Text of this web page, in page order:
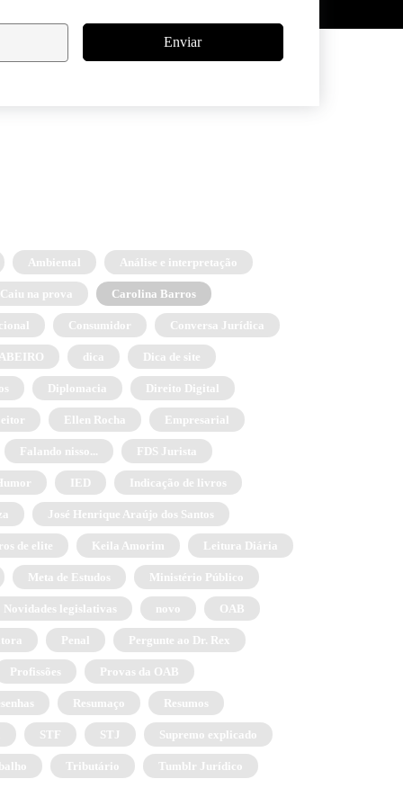
Enviar
Ambiental Análise e interpretação
Caiu na prova Carolina Barros
Consumidor Conversa Jurídica
dica Dica de site
Diplomacia Direito Digital
Ellen Rocha Empresarial
Falando nisso... FDS Jurista
IED Indicação de livros
José Henrique Araújo dos Santos
de elite Keila Amorim Leitura Diária
Meta de Estudos Ministério Público
Novidades legislativas novo OAB
Penal Pergunte ao Dr. Rex
Profissões Provas da OAB
Resumaço Resumos
STF STJ Supremo explicado
Tributário Tumblr Jurídico